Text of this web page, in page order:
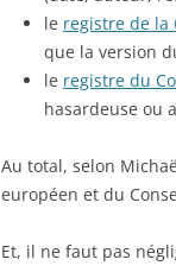
le registre de la
que la version
le registre du
hasardeuse ou
Au total, selon
européen et du
Et, il ne faut pas